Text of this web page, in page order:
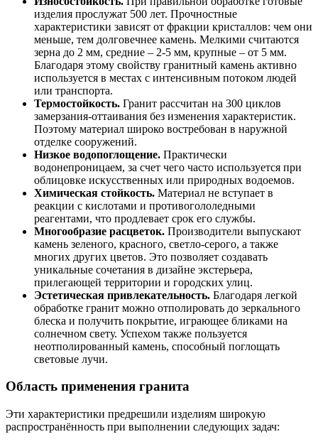
изделия прослужат 500 лет. Прочностные
характеристики зависят от фракции кристаллов: чем они
меньше, тем долговечнее камень. Мелкими считаются
зерна до 2 мм, средние – 2-5 мм, крупные – от 5 мм.
Благодаря этому свойству гранитный камень активно
используется в местах с интенсивным потоком людей
или транспорта.
Термостойкость. Гранит рассчитан на 300 циклов
замерзания-оттаивания без изменения характеристик.
Поэтому материал широко востребован в наружной
отделке сооружений.
Низкое водопоглощение. Практически
водонепроницаем, за счет чего часто используется при
облицовке искусственных или природных водоемов.
Химическая стойкость. Материал не вступает в
реакции с кислотами и противогололедными
реагентами, что продлевает срок его службы.
Многообразие расцветок. Производители выпускают
камень зеленого, красного, светло-серого, а также
многих других цветов. Это позволяет создавать
уникальные сочетания в дизайне экстерьера,
прилегающей территории и городских улиц.
Эстетическая привлекательность. Благодаря легкой
обработке гранит можно отполировать до зеркального
блеска и получить покрытие, играющее бликами на
солнечном свету. Успехом также пользуется
неотполированный камень, способный поглощать
световые лучи.
Область применения гранита
Эти характеристики предрешили изделиям широкую
распространённость при выполнении следующих задач: